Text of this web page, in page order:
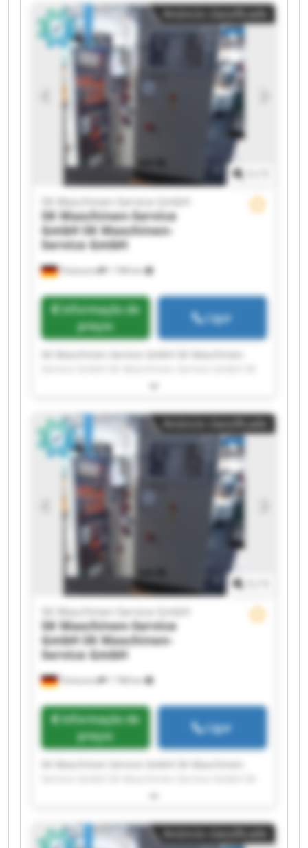
Maschinen-Service GmbH SK Maschinen-Service
GmbH SK Maschinen-Service GmbH SK
Maschinen-Service GmbH SK Maschinen-Service
GmbH SK Maschinen-Service GmbH SK
Maschinen-Service GmbH SK Maschinen-Service
GmbH SK Maschinen-Service GmbH SK
Maschinen-Service GmbH SK Maschinen-Service
GmbH SK Maschinen-Service GmbH SK
Maschinen-Service GmbH SK Maschinen-Service
Tönisvorst 1 748 km
SK Maschinen-Service GmbH
SK Maschinen-Service
GmbH SK Maschinen-
Service GmbH
Informação de
preços
Ligar
Maschinen-Service GmbH SK Maschinen-Service
Maschinen-Service GmbH SK Maschinen-Service
GmbH SK Maschinen-Service GmbH SK
Maschinen-Service GmbH SK Maschinen-Service
GmbH SK Maschinen-Service GmbH SK
Maschinen-Service GmbH SK Maschinen-Service
GmbH SK Maschinen-Service GmbH SK
Maschinen-Service GmbH SK Maschinen-Service
GmbH SK Maschinen-Service GmbH SK
Maschinen-Service GmbH SK Maschinen-Service
Tönisvorst 1 748 km
SK Maschinen-Service GmbH
SK Maschinen-Service
GmbH SK Maschinen-
Service GmbH
Informação de
preços
Ligar
Maschinen-Service GmbH SK Maschinen-Service
Maschinen-Service GmbH SK Maschinen-Service
GmbH SK Maschinen-Service GmbH SK